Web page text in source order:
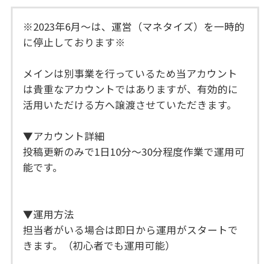
※2023年6月〜は、運営（マネタイズ）を一時的
に停止しております※
メインは別事業を行っているため当アカウント
は貴重なアカウントではありますが、有効的に
活用いただける方へ譲渡させていただきます。
▼アカウント詳細
投稿更新のみで1日10分〜30分程度作業で運用可
能です。
▼運用方法
担当者がいる場合は即日から運用がスタートで
きます。（初心者でも運用可能）